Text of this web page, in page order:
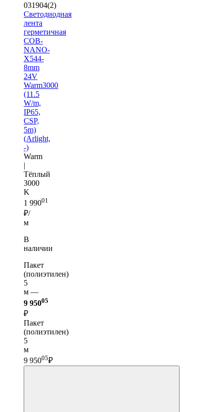
031904(2)
Светодиодная
лента
герметичная
COB-
NANO-
X544-
8mm
24V
Warm3000
(11.5
W/m,
IP65,
CSP,
5m)
(Arlight,
-)
Warm
|
Тёплый
3000
K
1 99001
₽/
м
В
наличии
Пакет
(полиэтилен)
5
м —
9 95005
₽
Пакет
(полиэтилен)
5
м
9 95005₽